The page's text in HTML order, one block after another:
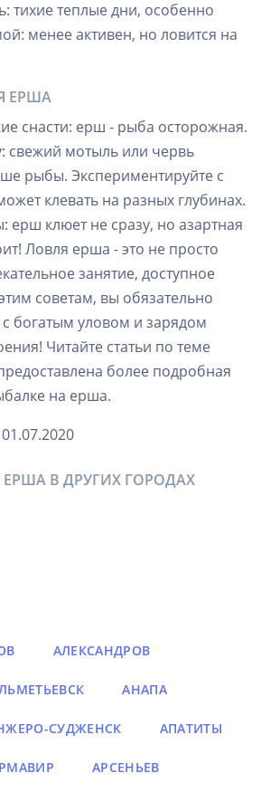
тихие теплые дни, особенно
менее активен, но ловится на
ЕРША
снасти: ерш - рыба осторожная.
свежий мотыль или червь
рыбы. Экспериментируйте с
клевать на разных глубинах.
ерш клюет не сразу, но азартная
Ловля ерша - это не просто
занятие, доступное
советам, вы обязательно
богатым уловом и зарядом
Читайте статьи по теме
более подробная
на ерша.
В ДРУГИХ ГОРОДАХ
АЛЕКСАНДРОВ
АНАПА
СУДЖЕНСК АПАТИТЫ
АРСЕНЬЕВ